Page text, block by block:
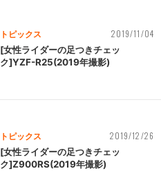
トピックス 2019/11/04
[女性ライダーの足つきチェッ
ク]YZF-R25(2019年撮影)
トピックス 2019/12/26
[女性ライダーの足つきチェッ
ク]Z900RS(2019年撮影)